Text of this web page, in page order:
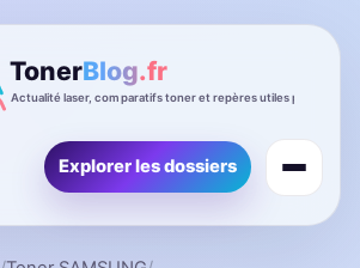
Explorer les dossiers